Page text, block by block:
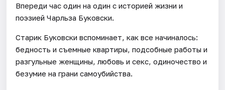
Впереди час один на один с историей жизни и
поэзией Чарльза Буковски.
Старик Буковски вспоминает, как все начиналось:
бедность и съемные квартиры, подсобные работы и
разгульные женщины, любовь и секс, одиночество и
безумие на грани самоубийства.